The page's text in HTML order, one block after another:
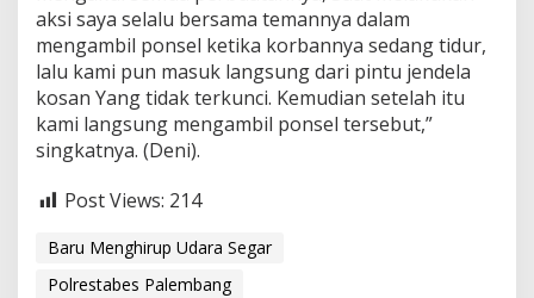
aksi saya selalu bersama temannya dalam
mengambil ponsel ketika korbannya sedang tidur,
lalu kami pun masuk langsung dari pintu jendela
kosan Yang tidak terkunci. Kemudian setelah itu
kami langsung mengambil ponsel tersebut,”
singkatnya. (Deni).
Post Views: 214
Baru Menghirup Udara Segar
Polrestabes Palembang